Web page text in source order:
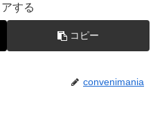
する
コピー
convenimania